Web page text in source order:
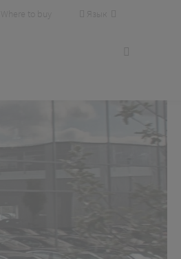
Where to buy Язык